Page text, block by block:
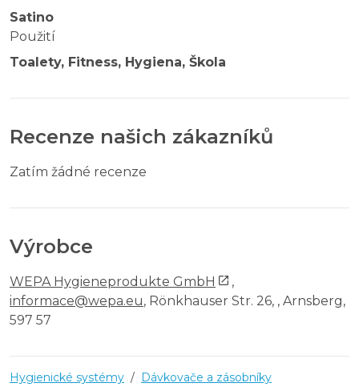
Satino
Použití
Toalety, Fitness, Hygiena, Škola
Recenze našich zákazníků
Zatím žádné recenze
Výrobce
WEPA Hygieneprodukte GmbH
,
informace@wepa.eu, Rönkhauser Str. 26, , Arnsberg,
597 57
Hygienické systémy / Dávkovače a zásobníky